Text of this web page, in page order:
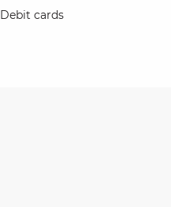
Debit cards